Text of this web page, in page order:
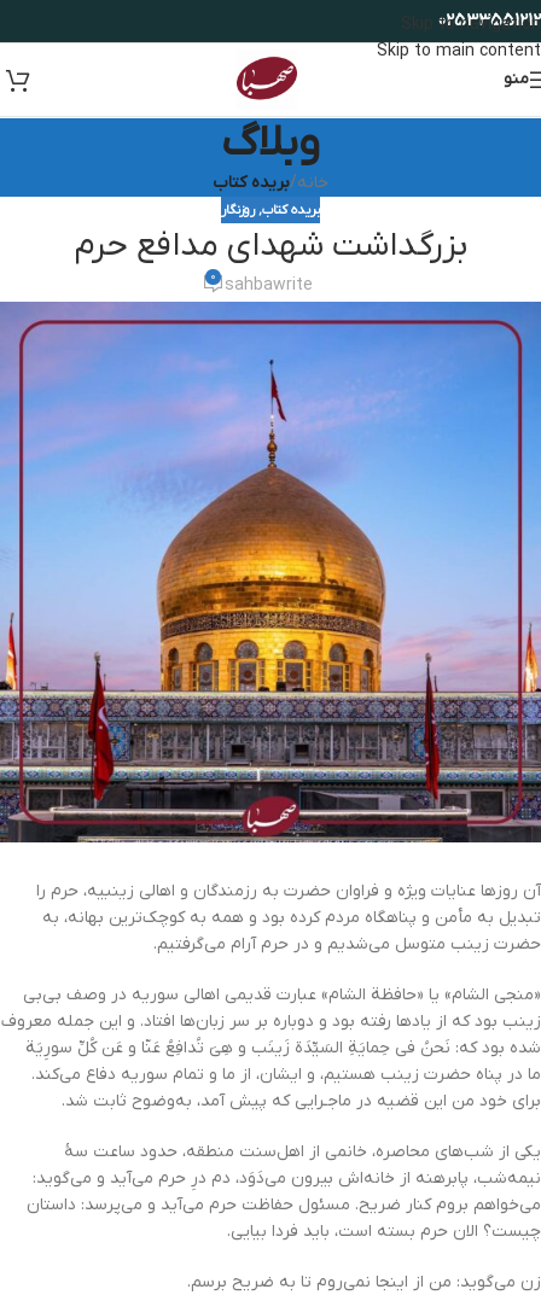
Skip to navigation
Skip to main content
02533551212
منو
وبلاگ
خانه/بریده کتاب
بریده کتاب,روزنگار
بزرگداشت شهدای مدافع حرم
sahbawrite
0
آن روزها عنایات ویژه و فراوان حضرت به رزمندگان و اهالی زینبیه، حرم را
تبدیل به مأمن و پناهگاه مردم کرده بود و همه به کوچک‌ترین بهانه، به
حضرت زینب متوسل می‌شدیم و در حرم آرام می‌گرفتیم.
«منجي الشام» یا «حافظة الشام» عبارت قدیمی اهالی سوریه در وصف بی‌بی
زینب بود که از یادها رفته بود و دوباره بر سر زبان‌ها افتاد. و این جمله معروف
شده بود که: نَحنُ في حِمايَةِ السَیِّدَة زَینَب و هِيَ تُدافِعُ عَنّا و عَن کُلِّ سورِيَة
ما در پناه حضرت زینب هستیم، و ایشان، از ما و تمام سوریه دفاع می‌کند.
برای خود من این قضیه در ماجـرایی که پیش آمد، به‌وضوح ثابت شد.
یکی از شب‌های محاصره، خانمی از اهل‌سنت منطقه، حدود ساعت سۀ
نیمه‌شب، پابرهنه از خانه‌اش بیرون می‌دَوَد، دم درِ حرم می‌آید و می‌گوید:
می‌خواهم بروم کنار ضریح. مسئول حفاظت حرم می‌آید و می‌پرسد: داستان
چیست؟ الان حرم بسته است، باید فردا بیایی.
زن می‌گوید: من از اینجا نمی‌روم تا به ضریح برسم.